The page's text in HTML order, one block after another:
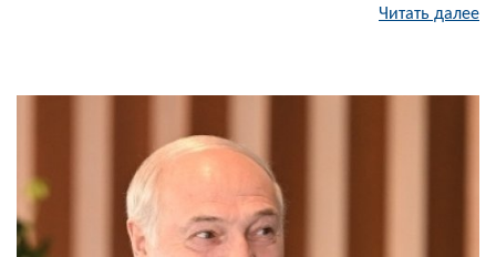
Читать далее